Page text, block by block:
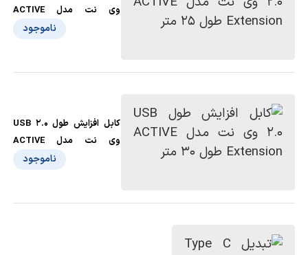
وی نت مدل ACTIVE
ناموجود
کابل افزایش طول USB 2.0
وی نت مدل ACTIVE
ناموجود